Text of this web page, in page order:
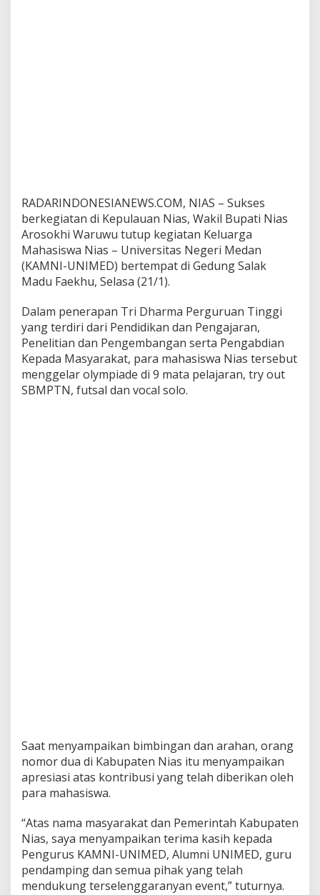
RADARINDONESIANEWS.COM, NIAS – Sukses
berkegiatan di Kepulauan Nias, Wakil Bupati Nias
Arosokhi Waruwu tutup kegiatan Keluarga
Mahasiswa Nias – Universitas Negeri Medan
(KAMNI-UNIMED) bertempat di Gedung Salak
Madu Faekhu, Selasa (21/1).
Dalam penerapan Tri Dharma Perguruan Tinggi
yang terdiri dari Pendidikan dan Pengajaran,
Penelitian dan Pengembangan serta Pengabdian
Kepada Masyarakat, para mahasiswa Nias tersebut
menggelar olympiade di 9 mata pelajaran, try out
SBMPTN, futsal dan vocal solo.
Saat menyampaikan bimbingan dan arahan, orang
nomor dua di Kabupaten Nias itu menyampaikan
apresiasi atas kontribusi yang telah diberikan oleh
para mahasiswa.
“Atas nama masyarakat dan Pemerintah Kabupaten
Nias, saya menyampaikan terima kasih kepada
Pengurus KAMNI-UNIMED, Alumni UNIMED, guru
pendamping dan semua pihak yang telah
mendukung terselenggaranyan event,” tuturnya.